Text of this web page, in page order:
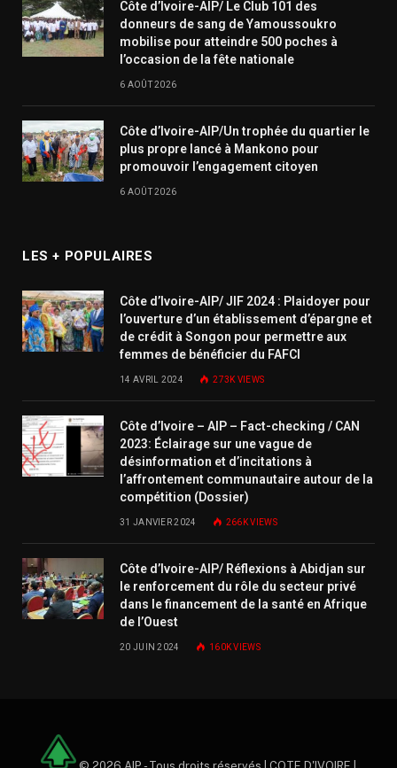
Côte d’Ivoire-AIP/ Le Club 101 des
donneurs de sang de Yamoussoukro
mobilise pour atteindre 500 poches à
l’occasion de la fête nationale
6 AOÛT 2026
Côte d’Ivoire-AIP/Un trophée du quartier le
plus propre lancé à Mankono pour
promouvoir l’engagement citoyen
6 AOÛT 2026
LES + POPULAIRES
Côte d’Ivoire-AIP/ JIF 2024 : Plaidoyer pour
l’ouverture d’un établissement d’épargne et
de crédit à Songon pour permettre aux
femmes de bénéficier du FAFCI
14 AVRIL 2024 273KVIEWS
Côte d’Ivoire – AIP – Fact-checking / CAN
2023: Éclairage sur une vague de
désinformation et d’incitations à
l’affrontement communautaire autour de la
compétition (Dossier)
31 JANVIER 2024 266KVIEWS
Côte d’Ivoire-AIP/ Réflexions à Abidjan sur
le renforcement du rôle du secteur privé
dans le financement de la santé en Afrique
de l’Ouest
20 JUIN 2024 160KVIEWS